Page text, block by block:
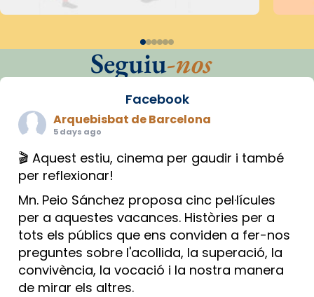
Seguiu-nos
Facebook
Arquebisbat de Barcelona
5 days ago
🎬 Aquest estiu, cinema per gaudir i també
per reflexionar!
Mn. Peio Sánchez proposa cinc pel·lícules
per a aquestes vacances. Històries per a
tots els públics que ens conviden a fer-nos
preguntes sobre l'acollida, la superació, la
convivència, la vocació i la nostra manera
de mirar els altres.